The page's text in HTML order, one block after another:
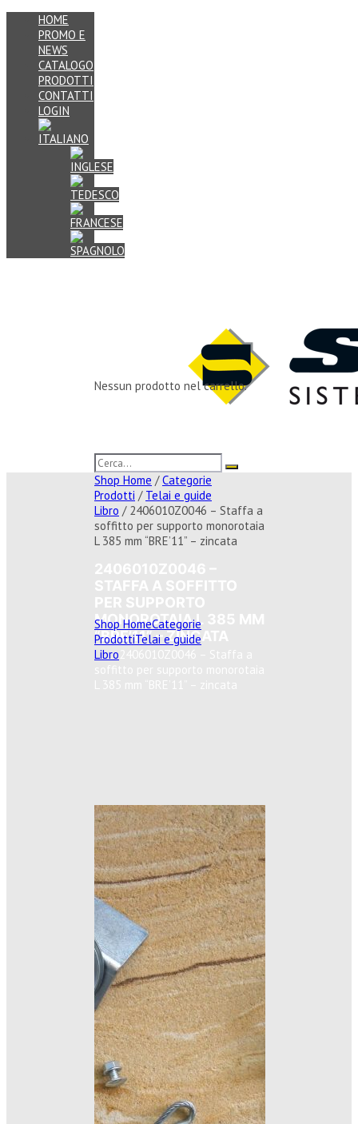
HOME
PROMO E
NEWS
CATALOGO
PRODOTTI
CONTATTI
LOGIN
Nessun prodotto nel carrello.
Shop Home /Categorie
Prodotti / Telai e guide
Libro / 2406010Z0046 – Staffa a
soffitto per supporto monorotaia
L 385 mm “BRE’11” – zincata
MONOROTAIA L 385 MM
“BRE’11” – ZINCATA
Shop HomeCategorie
ProdottiTelai e guide
Libro